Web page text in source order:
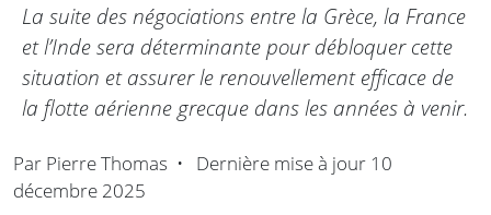
La suite des négociations entre la Grèce, la France
et l’Inde sera déterminante pour débloquer cette
situation et assurer le renouvellement efficace de
la flotte aérienne grecque dans les années à venir.
Par Pierre Thomas • Dernière mise à jour 10
décembre 2025